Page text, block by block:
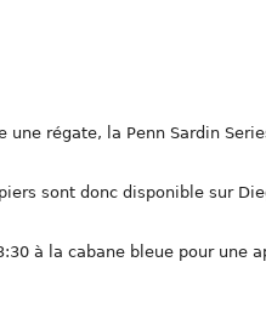
une régate, la Penn Sardin
sont donc disponible sur
à la cabane bleue pour une